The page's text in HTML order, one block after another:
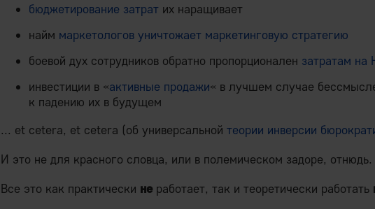
бюджетирование затрат их наращивает
найм маркетологов уничтожает маркетинговую стратегию
боевой дух сотрудников обратно пропорционален затратам на
инвестиции в «активные продажи« в лучшем случае
к падению их в будущем
... et cetera, et cetera (об универсальной теории инверсии
И это не для красного словца, или в полемическом задоре, отнюдь.
Все это как практически не работает, так и теоретически работать